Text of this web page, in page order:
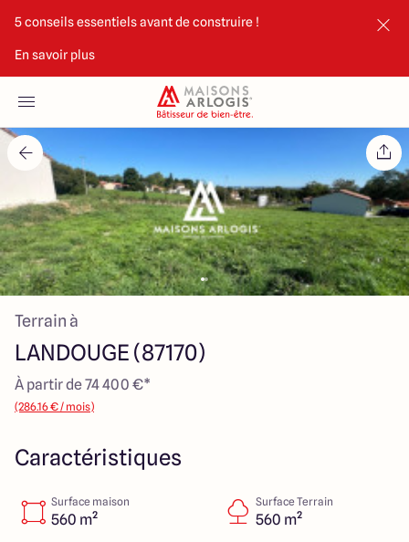
5 conseils essentiels avant de construire !
En savoir plus
Nos maisons
Nos annonces
Votre projet
Qui sommes-nous
Maisons ARLOGIS Limoges
Terrain à
LANDOUGE (87170)
À partir de 74 400 €*
(286.16 € / mois)
Caractéristiques
Surface maison
560 m²
Surface Terrain
560 m²